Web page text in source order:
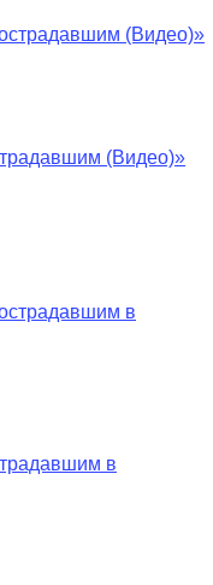
(Видео)»
в